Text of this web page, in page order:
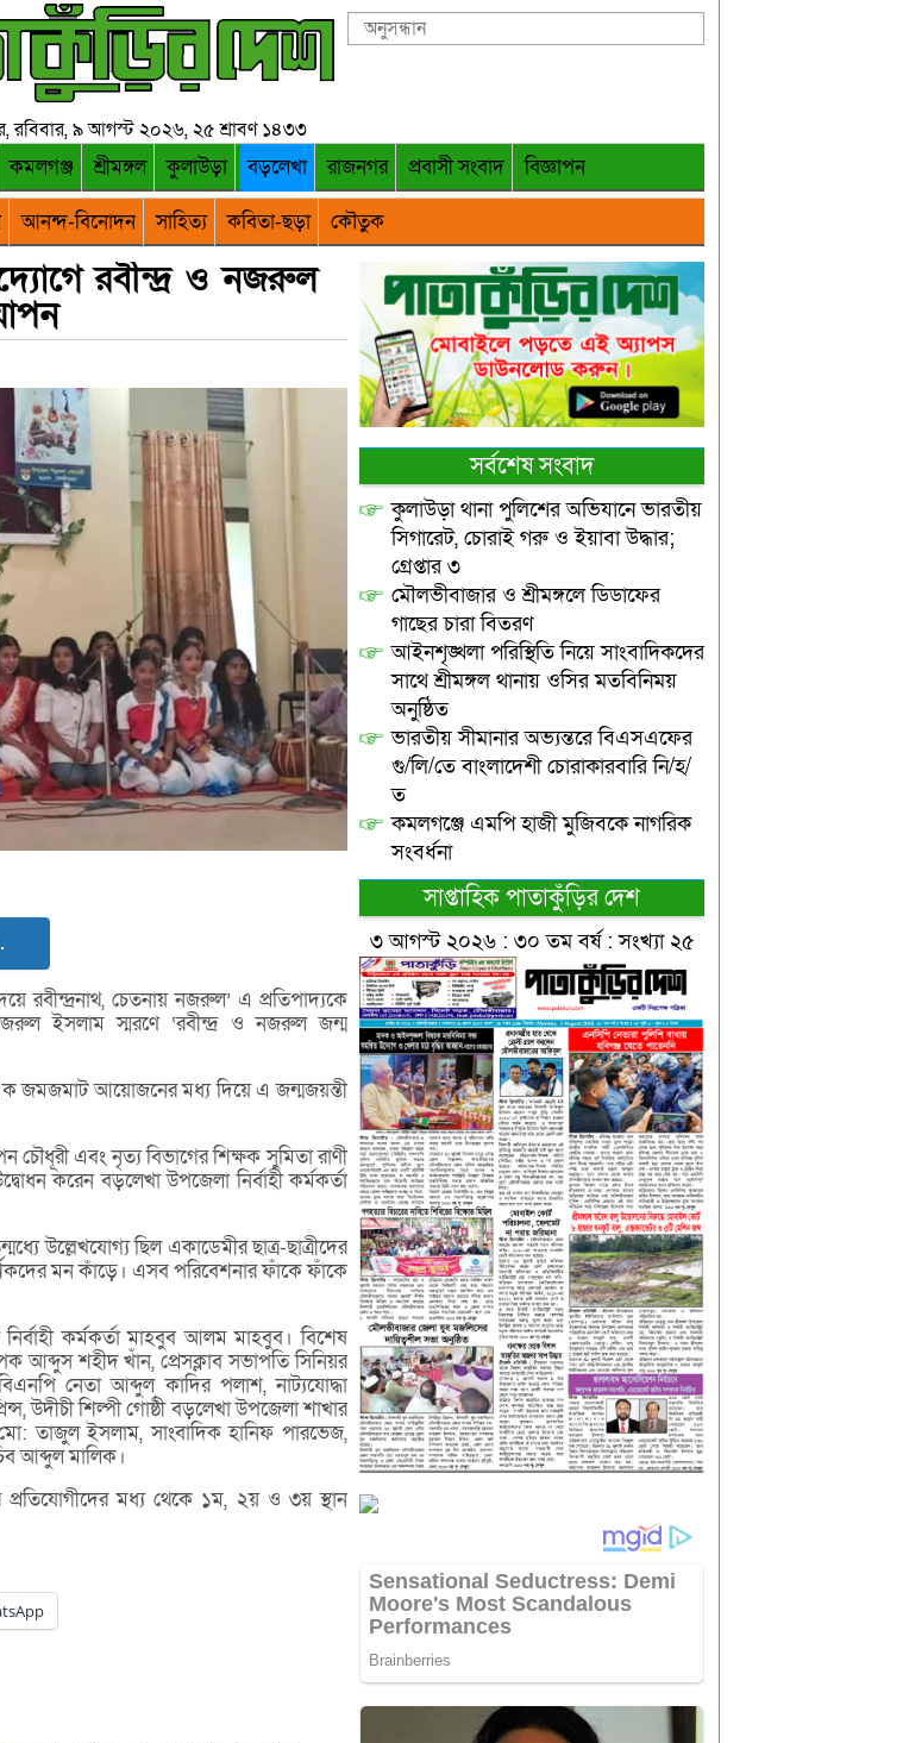
রবিবার, ৯ আগস্ট ২০২৬, ২৫ শ্রাবণ ১৪৩৩
কমলগঞ্জ শ্রীমঙ্গল কুলাউড়া বড়লেখা রাজনগর প্রবাসী সংবাদ
বিজ্ঞাপন
আনন্দ-বিনোদন সাহিত্য কবিতা-ছড়া কৌতুক
রবীন্দ্র ও নজরুল
রবীন্দ্রনাথ, চেতনায় নজরুল’ এ প্রতিপাদ্যকে
ইসলাম স্মরণে ‘রবীন্দ্র ও নজরুল জন্ম
জমজমাট আয়োজনের মধ্য দিয়ে এ জন্মজয়ন্তী
এবং নৃত্য বিভাগের শিক্ষক সুমিতা রাণী
করেন বড়লেখা উপজেলা নির্বাহী কর্মকর্তা
উল্লেখযোগ্য ছিল একাডেমীর ছাত্র-ছাত্রীদের
মন কাঁড়ে। এসব পরিবেশনার ফাঁকে ফাঁকে
কর্মকর্তা মাহবুব আলম মাহবুব। বিশেষ
আব্দুস শহীদ খাঁন, প্রেসক্লাব সভাপতি সিনিয়র
নেতা আব্দুল কাদির পলাশ, নাট্যযোদ্ধা
উদীচী শিল্পী গোষ্ঠী বড়লেখা উপজেলা শাখার
তাজুল ইসলাম, সাংবাদিক হানিফ পারভেজ,
আব্দুল মালিক।
প্রতিযোগীদের মধ্য থেকে ১ম, ২য় ও ৩য় স্থান
সর্বশেষ সংবাদ
কুলাউড়া থানা পুলিশের অভিযানে ভারতীয়
সিগারেট, চোরাই গরু ও ইয়াবা উদ্ধার;
গ্রেপ্তার ৩
মৌলভীবাজার ও শ্রীমঙ্গলে ডিডাফের
গাছের চারা বিতরণ
আইনশৃঙ্খলা পরিস্থিতি নিয়ে সাংবাদিকদের
সাথে শ্রীমঙ্গল থানায় ওসির মতবিনিময়
অনুষ্ঠিত
ভারতীয় সীমানার অভ্যন্তরে বিএসএফের
গু/লি/তে বাংলাদেশী চোরাকারবারি নি/হ/
ত
কমলগঞ্জে এমপি হাজী মুজিবকে নাগরিক
সংবর্ধনা
সাপ্তাহিক পাতাকুঁড়ির দেশ
৩ আগস্ট ২০২৬ : ৩০ তম বর্ষ : সংখ্যা ২৫